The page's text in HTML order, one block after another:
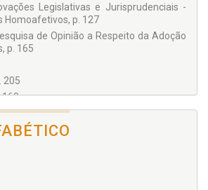
Legislativas e Jurisprudenciais -
Homoafetivos, p. 127
de Opinião a Respeito da Adoção
p. 165
205
169